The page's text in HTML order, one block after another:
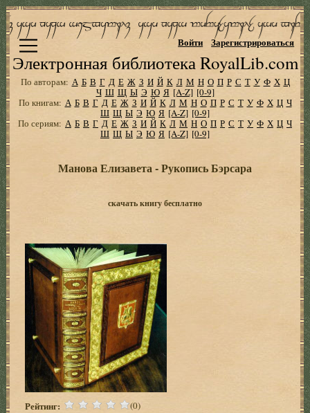
Электронная библиотека RoyalLib.com
Войти Зарегистрироваться
По авторам: А Б В Г Д Е Ж З И Й К Л М Н О П Р С Т У Ф Х Ц
Ч Ш Щ Ы Э Ю Я [A-Z] [0-9]
По книгам: А Б В Г Д Е Ж З И Й К Л М Н О П Р С Т У Ф Х Ц Ч
Ш Щ Ы Э Ю Я [A-Z] [0-9]
По сериям: А Б В Г Д Е Ж З И Й К Л М Н О П Р С Т У Ф Х Ц Ч
Ш Щ Ы Э Ю Я [A-Z] [0-9]
Манова Елизавета - Рукопись Бэрсара
скачать книгу бесплатно
Рейтинг: (0)